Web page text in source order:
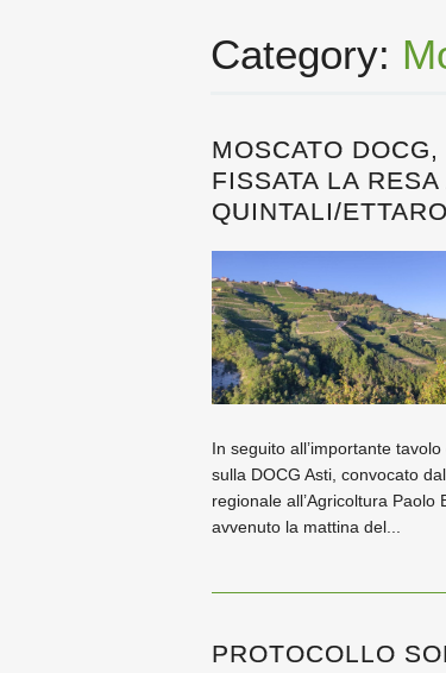
Category:
MOSCATO DOCG,
FISSATA LA RESA
QUINTALI/ETTARO
In seguito all’importante
sulla DOCG Asti, convocato
regionale all’Agricoltura Paolo
avvenuto la mattina del...
PROTOCOLLO